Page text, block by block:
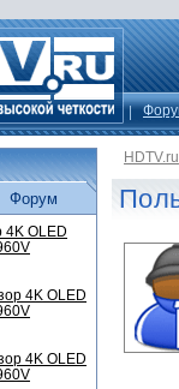
HDTV.ru
4K OLED
4K OLED
4K OLED
Форум